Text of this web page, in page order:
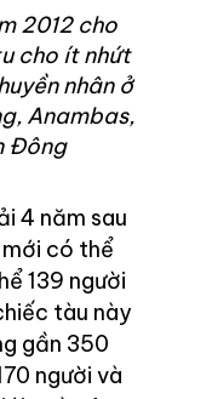
2012 cho
cho ít nhứt
nhân ở
Anambas,
Đông
4 năm sau
mới có thể
139 người
tàu này
gần 350
người và